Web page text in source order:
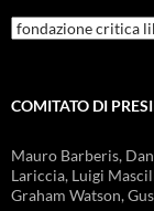
Rubriche
COMITATO DI
Mauro Barberis,
Lariccia, Luigi
Graham Watson,